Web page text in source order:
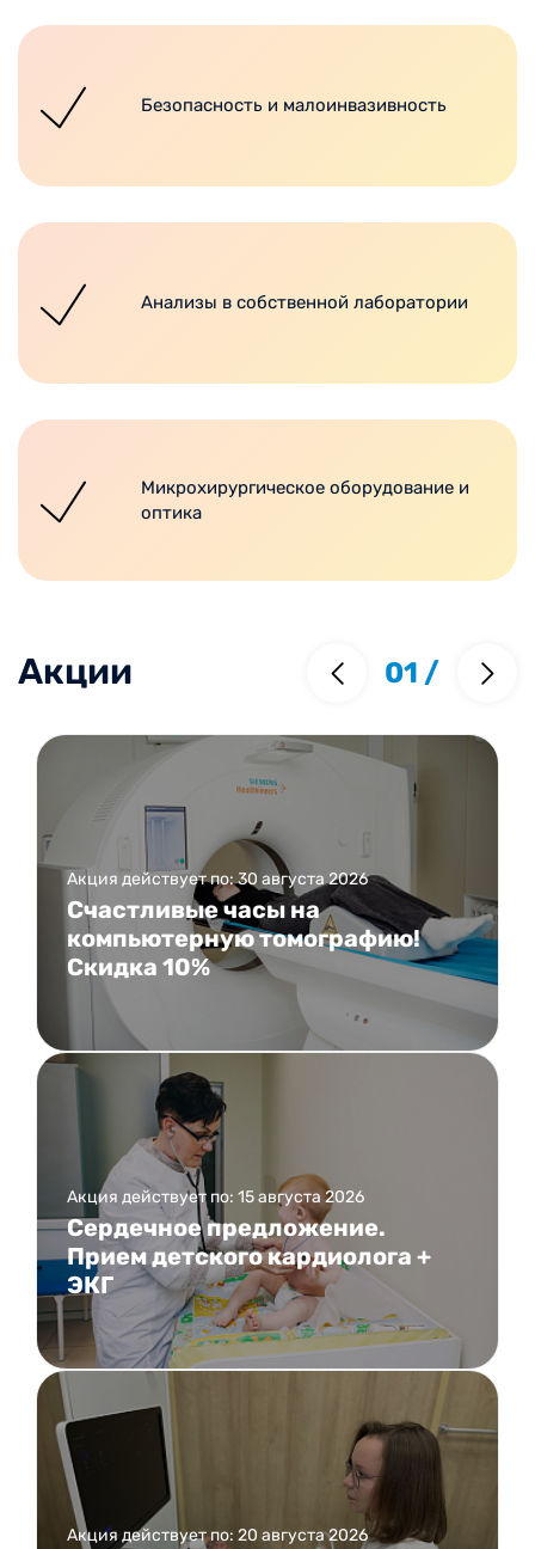
Безопасность и малоинвазивность
Анализы в собственной лаборатории
Микрохирургическое оборудование и
оптика
Акции 01 /
Акция действует по: 30 августа 2026
Счастливые часы на
компьютерную томографию!
Скидка 10%
Акция действует по: 15 августа 2026
Сердечное предложение.
Прием детского кардиолога +
ЭКГ
Акция действует по: 20 августа 2026